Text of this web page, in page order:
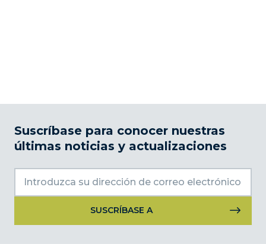
Suscríbase para conocer nuestras
últimas noticias y actualizaciones